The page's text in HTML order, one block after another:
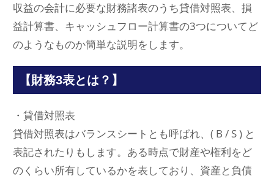
収益の会計に必要な財務諸表のうち貸借対照表、損
益計算書、キャッシュフロー計算書の3つについてど
のようなものか簡単な説明をします。
【財務3表とは？】
・貸借対照表
貸借対照表はバランスシートとも呼ばれ、( B / S ) と
表記されたりもします。ある時点で財産や権利をど
のくらい所有しているかを表しており、資産と負債